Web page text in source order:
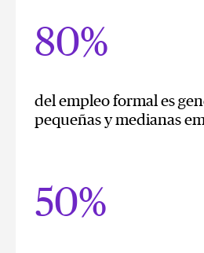
80%
del empleo formal es
pequeñas y medianas
50%